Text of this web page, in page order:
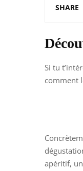
SHARE
Si tu
comment
apéritif,